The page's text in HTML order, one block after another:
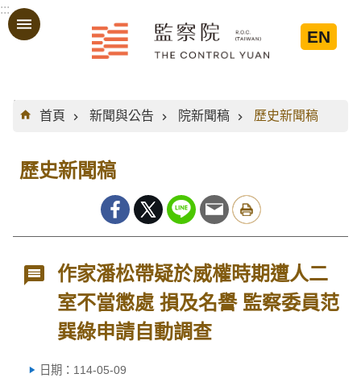
跳到主要內容區塊
:::
EN
:::
首頁
新聞與公告 院新聞稿 歷史新聞稿
歷史新聞稿
作家潘松帶疑於威權時期遭人二
室不當懲處 損及名譽 監察委員范
巽綠申請自動調查
日期：114-05-09